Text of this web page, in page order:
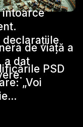
întoarce
declarațiile
de viață a
a dat
PSD
„Voi